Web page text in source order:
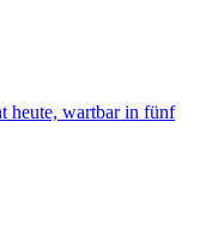
heute, wartbar in fünf